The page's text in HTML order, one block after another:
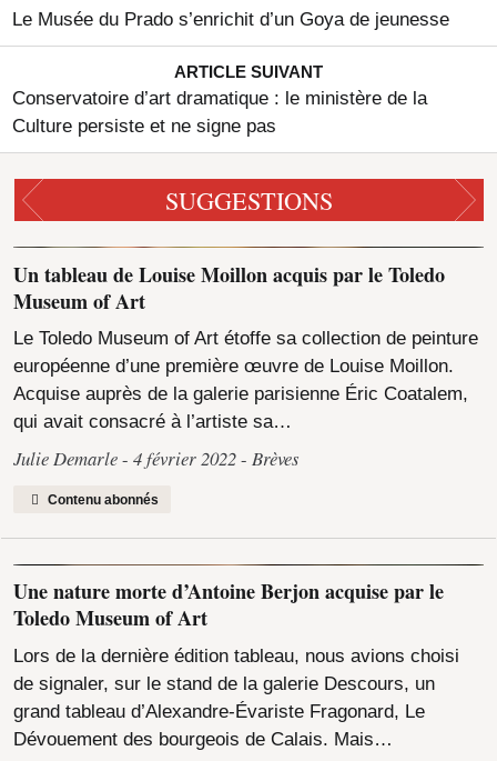
Le Musée du Prado s’enrichit d’un Goya de jeunesse
ARTICLE SUIVANT
Conservatoire d’art dramatique : le ministère de la
Culture persiste et ne signe pas
SUGGESTIONS
Un tableau de Louise Moillon acquis par le Toledo
Museum of Art
Le Toledo Museum of Art étoffe sa collection de peinture
européenne d’une première œuvre de Louise Moillon.
Acquise auprès de la galerie parisienne Éric Coatalem,
qui avait consacré à l’artiste sa…
Julie Demarle 4 février 2022 Brèves
Contenu abonnés
Une nature morte d’Antoine Berjon acquise par le
Toledo Museum of Art
Lors de la dernière édition tableau, nous avions choisi
de signaler, sur le stand de la galerie Descours, un
grand tableau d’Alexandre-Évariste Fragonard, Le
Dévouement des bourgeois de Calais. Mais…